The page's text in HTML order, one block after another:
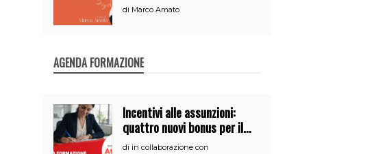
di Marco Amato
AGENDA FORMAZIONE
Incentivi alle assunzioni:
quattro nuovi bonus per il
2026
di in collaborazione con